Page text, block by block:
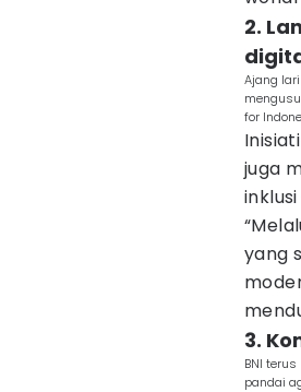
2.
Ajang
for
juga
yang
3.
BNI
pandai